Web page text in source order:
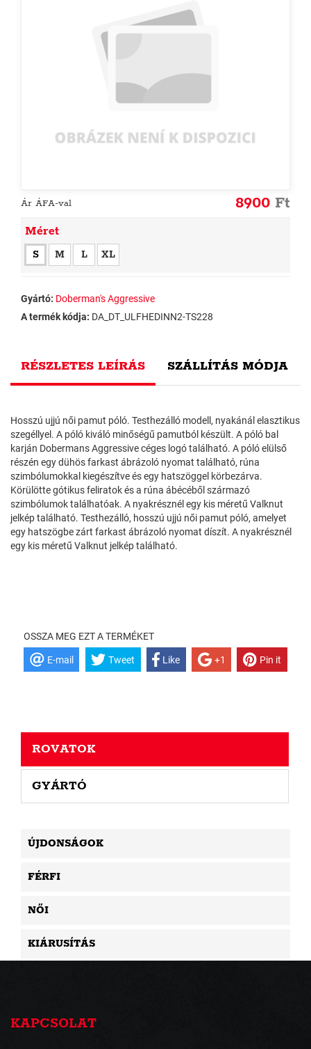
Ár ÁFA-val 8900 Ft
Méret
S M L XL
Gyártó: Doberman's Aggressive
A termék kódja: DA_DT_ULFHEDINN2-TS228
RÉSZLETES LEÍRÁS SZÁLLÍTÁS MÓDJA
Hosszú ujjú női pamut póló. Testhezálló modell, nyakánál elasztikus
szegéllyel. A póló kiváló minőségű pamutból készült. A póló bal
karján Dobermans Aggressive céges logó található. A póló elülső
részén egy dühös farkast ábrázoló nyomat található, rúna
szimbólumokkal kiegészítve és egy hatszöggel körbezárva.
Körülötte gótikus feliratok és a rúna ábécéből származó
szimbólumok találhatóak. A nyakrésznél egy kis méretű Valknut
jelkép található. Testhezálló, hosszú ujjú női pamut póló, amelyet
egy hatszögbe zárt farkast ábrázoló nyomat díszít. A nyakrésznél
egy kis méretű Valknut jelkép található.
OSSZA MEG EZT A TERMÉKET
E-mail Tweet Like +1 Pin it
ROVATOK
GYÁRTÓ
ÚJDONSÁGOK
FÉRFI
NŐI
KIÁRUSÍTÁS
KAPCSOLAT